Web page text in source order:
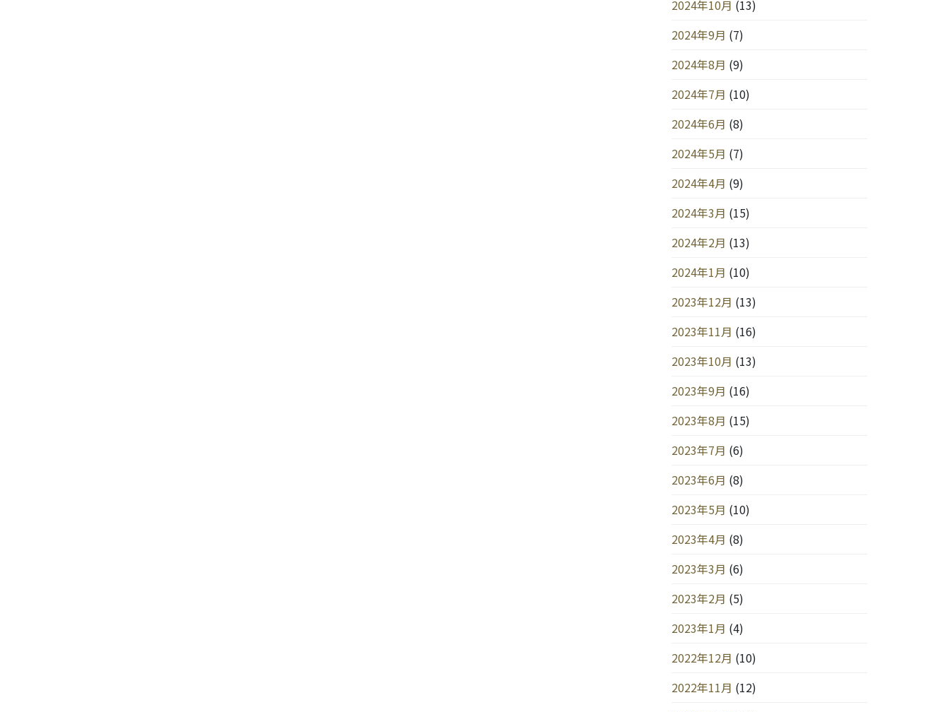
2024年10月 (13)
2024年9月 (7)
2024年8月 (9)
2024年7月 (10)
2024年6月 (8)
2024年5月 (7)
2024年4月 (9)
2024年3月 (15)
2024年2月 (13)
2024年1月 (10)
2023年12月 (13)
2023年11月 (16)
2023年10月 (13)
2023年9月 (16)
2023年8月 (15)
2023年7月 (6)
2023年6月 (8)
2023年5月 (10)
2023年4月 (8)
2023年3月 (6)
2023年2月 (5)
2023年1月 (4)
2022年12月 (10)
2022年11月 (12)